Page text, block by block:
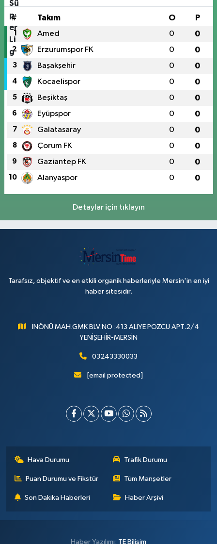
# Takım O P
1 Amed 0 0
2 Erzurumspor FK 0 0
3 Başakşehir 0 0
4 Kocaelispor 0 0
5 Beşiktaş 0 0
6 Eyüpspor 0 0
7 Galatasaray 0 0
8 Çorum FK 0 0
9 Gaziantep FK 0 0
10 Alanyaspor 0 0
Detaylar için tıklayın
Tarafsız, objektif ve en etkili organik haberleriyle Mersin'in en iyi
haber sitesidir.
İNÖNÜ MAH.GMK BLV.NO :413 ALİYE POZCU APT.2/4
YENİŞEHİR-MERSİN
03243330033
[email protected]
Hava Durumu Trafik Durumu
Puan Durumu ve Fikstür Tüm Manşetler
Son Dakika Haberleri Haber Arşivi
Haber Yazılımı: TE Bilişim